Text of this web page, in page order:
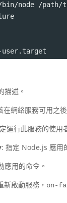
bin/node /path/
user.target
描述。
在網絡服務可用之後
運行此服務的使用
: 指定 Node.js 應用
應用的命令。
新啟動服務， on-